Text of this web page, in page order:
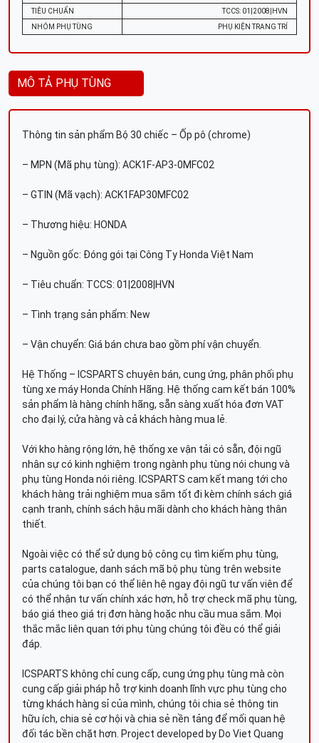
TIÊU CHUẨN
TCCS: 01|2008|HVN
NHÓM PHỤ TÙNG
PHỤ KIỆN TRANG TRÍ
MÔ TẢ PHỤ TÙNG
Thông tin sản phẩm Bộ 30 chiếc – Ốp pô (chrome)
– MPN (Mã phụ tùng): ACK1F-AP3-0MFC02
– GTIN (Mã vạch): ACK1FAP30MFC02
– Thương hiệu: HONDA
– Nguồn gốc: Đóng gói tại Công Ty Honda Việt Nam
– Tiêu chuẩn: TCCS: 01|2008|HVN
– Tình trạng sản phẩm: New
– Vận chuyển: Giá bán chưa bao gồm phí vận chuyển.
Hệ Thống – ICSPARTS chuyên bán, cung ứng, phân phối phụ
tùng xe máy Honda Chính Hãng. Hệ thống cam kết bán 100%
sản phẩm là hàng chính hãng, sẵn sàng xuất hóa đơn VAT
cho đại lý, cửa hàng và cả khách hàng mua lẻ.
Với kho hàng rộng lớn, hệ thống xe vận tải có sẵn, đội ngũ
nhân sự có kinh nghiệm trong ngành phụ tùng nói chung và
phụ tùng Honda nói riêng. ICSPARTS cam kết mang tới cho
khách hàng trải nghiệm mua sắm tốt đi kèm chính sách giá
cạnh tranh, chính sách hậu mãi dành cho khách hàng thân
thiết.
Ngoài việc có thể sử dụng bộ công cụ tìm kiếm phụ tùng,
parts catalogue, danh sách mã bộ phụ tùng trên website
của chúng tôi bạn có thể liên hệ ngay đội ngũ tư vấn viên để
có thể nhận tư vấn chính xác hơn, hỗ trợ check mã phụ tùng,
báo giá theo giá trị đơn hàng hoặc nhu cầu mua sắm. Mọi
thắc mắc liên quan tới phụ tùng chúng tôi đều có thể giải
đáp.
ICSPARTS không chỉ cung cấp, cung ứng phụ tùng mà còn
cung cấp giải pháp hỗ trợ kinh doanh lĩnh vực phụ tùng cho
từng khách hàng sỉ của mình, chúng tôi chia sẻ thông tin
hữu ích, chia sẻ cơ hội và chia sẻ nền tảng để mối quan hệ
đối tác bền chặt hơn. Project developed by Do Viet Quang